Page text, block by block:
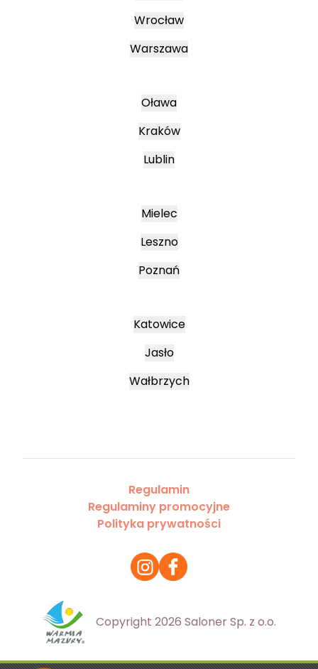
Wrocław
Warszawa
Oława
Kraków
Lublin
Mielec
Leszno
Poznań
Katowice
Jasło
Wałbrzych
Regulamin
Regulaminy promocyjne
Polityka prywatności
Copyright 2026 Saloner Sp. z o.o.